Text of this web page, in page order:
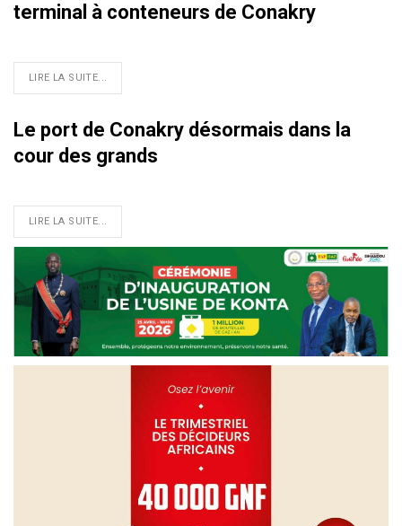
terminal à conteneurs de Conakry
LIRE LA SUITE...
Le port de Conakry désormais dans la
cour des grands
LIRE LA SUITE...